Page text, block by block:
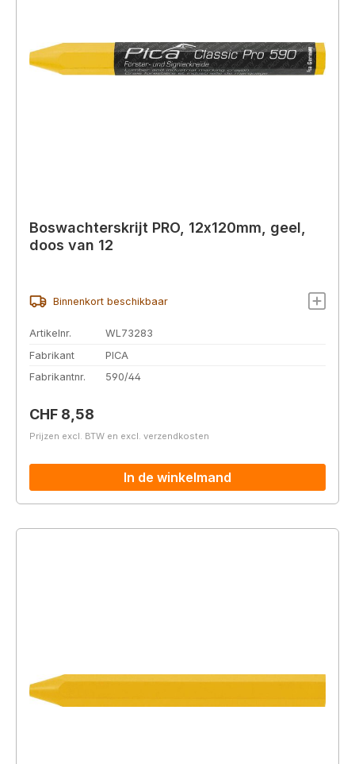
Boswachterskrijt PRO, 12x120mm, geel,
doos van 12
Binnenkort beschikbaar
Artikelnr.
WL73283
Fabrikant
PICA
Fabrikantnr.
590/44
Normale prijs:
CHF 8,58
Prijzen excl. BTW en excl. verzendkosten
In de winkelmand